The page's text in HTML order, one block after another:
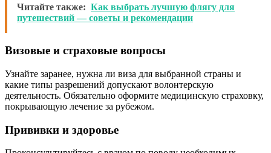
Читайте также: Как выбрать лучшую флягу для
путешествий — советы и рекомендации
Визовые и страховые вопросы
Узнайте заранее, нужна ли виза для выбранной страны и
какие типы разрешений допускают волонтерскую
деятельность. Обязательно оформите медицинскую страховку,
покрывающую лечение за рубежом.
Прививки и здоровье